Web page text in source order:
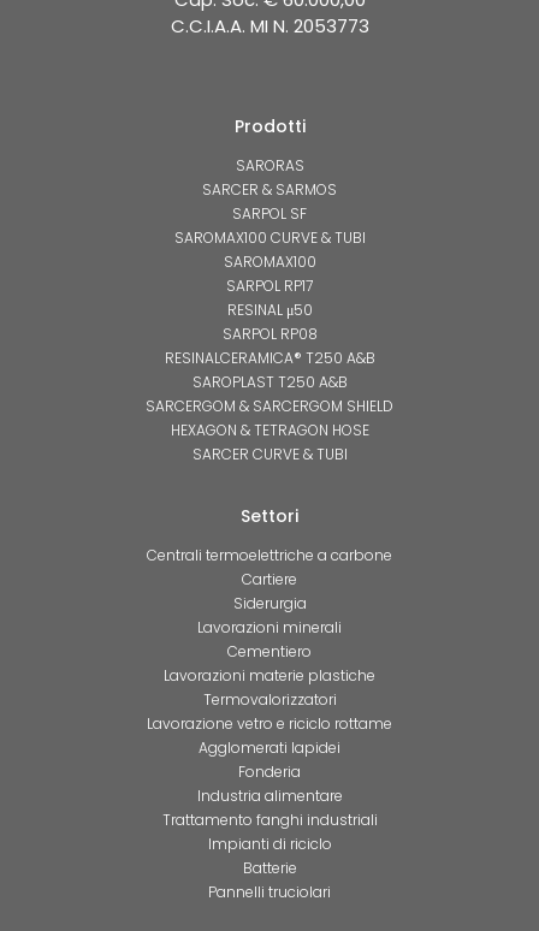
C.C.I.A.A. MI N. 2053773
Prodotti
SARORAS
SARCER & SARMOS
SARPOL SF
SAROMAX100 CURVE & TUBI
SAROMAX100
SARPOL RP17
RESINAL μ50
SARPOL RP08
RESINALCERAMICA® T250 A&B
SAROPLAST T250 A&B
SARCERGOM & SARCERGOM SHIELD
HEXAGON & TETRAGON HOSE
SARCER CURVE & TUBI
Settori
Centrali termoelettriche a carbone
Cartiere
Siderurgia
Lavorazioni minerali
Cementiero
Lavorazioni materie plastiche
Termovalorizzatori
Lavorazione vetro e riciclo rottame
Agglomerati lapidei
Fonderia
Industria alimentare
Trattamento fanghi industriali
Impianti di riciclo
Batterie
Pannelli truciolari